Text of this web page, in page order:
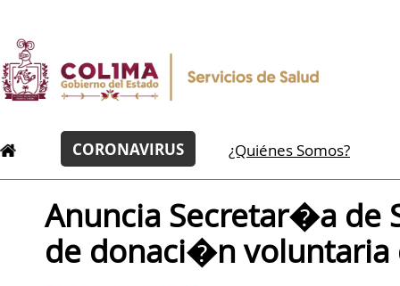
CORONAVIRUS ¿Quiénes Somos?
Anuncia Secretar�a de
de donaci�n voluntaria